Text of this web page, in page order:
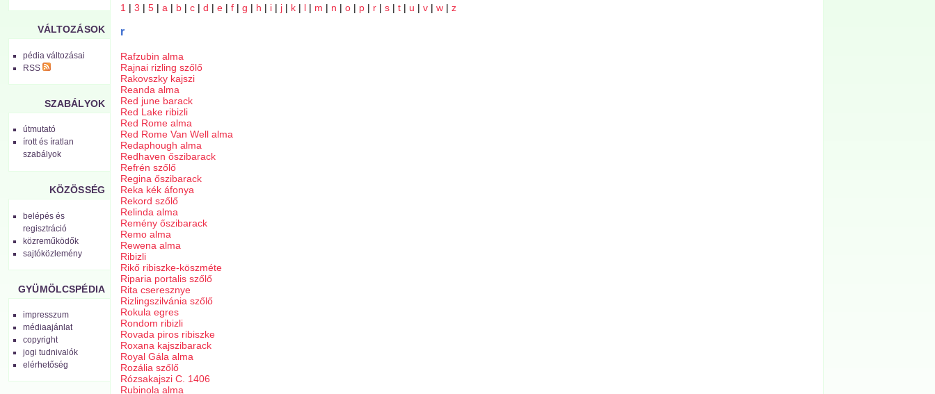
VÁLTOZÁSOK
pédia változásai
RSS
SZABÁLYOK
útmutató
írott és íratlan
szabályok
KÖZÖSSÉG
belépés és
regisztráció
közreműködők
sajtóközlemény
GYÜMÖLCSPÉDIA
impresszum
médiaajánlat
copyright
jogi tudnivalók
elérhetőség
1 |3 |5 |a | b |c |d |e |f |g | h | i | j | k | l | m | n |o | p | r |s |t | u |v |w |z
r
Rafzubin alma
Rajnai rizling szőlő
Rakovszky kajszi
Reanda alma
Red june barack
Red Lake ribizli
Red Rome alma
Red Rome Van Well alma
Redaphough alma
Redhaven őszibarack
Refrén szőlő
Regina őszibarack
Reka kék áfonya
Rekord szőlő
Relinda alma
Remény őszibarack
Remo alma
Rewena alma
Ribizli
Rikő ribiszke-köszméte
Riparia portalis szőlő
Rita cseresznye
Rizlingszilvánia szőlő
Rokula egres
Rondom ribizli
Rovada piros ribiszke
Roxana kajszibarack
Royal Gála alma
Rozália szőlő
Rózsakajszi C. 1406
Rubinola alma